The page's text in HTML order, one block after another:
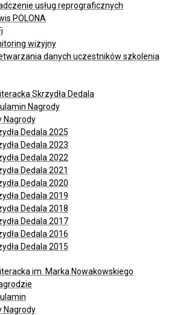
usług reprograficznych
POLONA
wizyjny
danych uczestników szkolenia
Skrzydła Dedala
Nagrody
Nagrody
Dedala 2025
Dedala 2023
Dedala 2022
Dedala 2021
Dedala 2020
Dedala 2019
Dedala 2018
Dedala 2017
Dedala 2016
Dedala 2015
im. Marka Nowakowskiego
Nagrody